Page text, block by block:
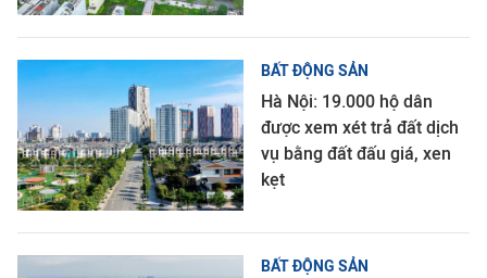
BẤT ĐỘNG SẢN
Hà Nội: 19.000 hộ dân
được xem xét trả đất dịch
vụ bằng đất đấu giá, xen
kẹt
BẤT ĐỘNG SẢN